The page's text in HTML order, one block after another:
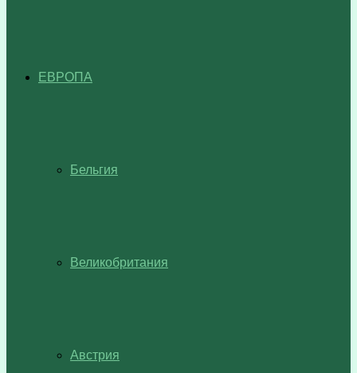
ЕВРОПА
Бельгия
Великобритания
Австрия